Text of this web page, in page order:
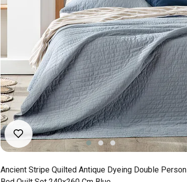
Ancient Stripe Quilted Antique Dyeing Double Person